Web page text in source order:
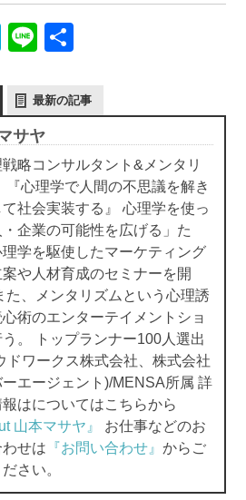
H
e
n
a
Li
e
最新の記事
サヤ
戦略コンサルタント&メンタリ
『心理学で人間の不思議を解き
社会実装する』 心理学を使っ
企業の可能性を広げる」た
学を駆使したマーケティング
や人材育成のセミナーを開
た、メンタリズムという心理誘
術のエンターテイメントショ
。 トップランナー100人選出
ドワークス株式会社、株式会社
エージェント)/MENSA所属 詳
報はについてはこちらから
山本マサヤ』
お仕事などのお
せは 『お問い合わせ』からご
さい。